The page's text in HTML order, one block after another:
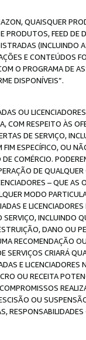
QUAISQUER
PRODUTOS, FEED
E CONTEÚDOS
O PROGRAMA DE
DISPONÍVEIS”.
OU
COM RESPEITO ÀS
DE SERVIÇO,
ESPECÍFICO, OU
COMÉRCIO.
DE
– QUE
MODO
E
INCLUINDO
DANO OU
RECOMENDAÇÃO
SERVIÇOS CRIARÁ
E
OU RECEITA
OU